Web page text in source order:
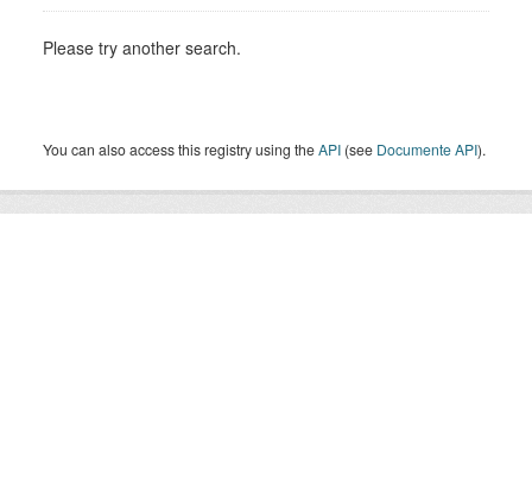
Please try another search.
You can also access this registry using theAPI (see Documente API).